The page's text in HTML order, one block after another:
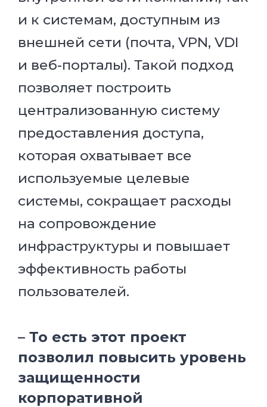
и к системам, доступным из
внешней сети (почта, VPN, VDI
и веб-порталы). Такой подход
позволяет построить
централизованную систему
предоставления доступа,
которая охватывает все
используемые целевые
системы, сокращает расходы
на сопровождение
инфраструктуры и повышает
эффективность работы
пользователей.
– То есть этот проект
позволил повысить уровень
защищенности
корпоративной